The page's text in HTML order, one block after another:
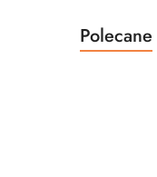
Pomiń karuzelę
Produkty
o
Polecane